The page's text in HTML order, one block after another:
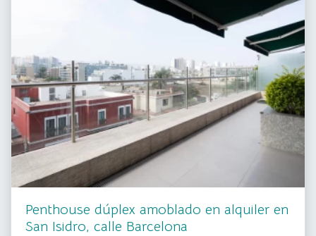
Penthouse dúplex amoblado en alquiler en
San Isidro, calle Barcelona